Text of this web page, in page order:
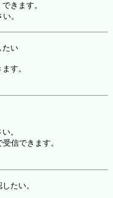
きます。
。
たい
す。
。
信できます。
たい。